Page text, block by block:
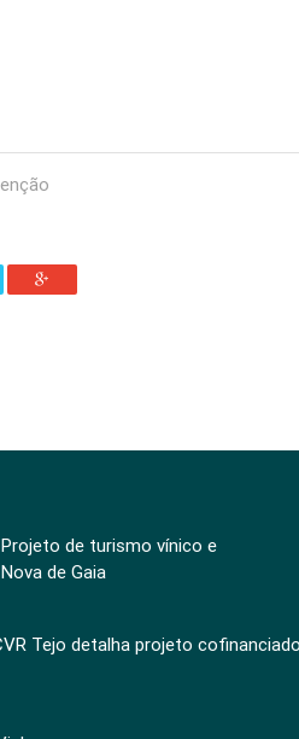
de turismo vínico e
de Gaia
Tejo detalha projeto cofinanciado